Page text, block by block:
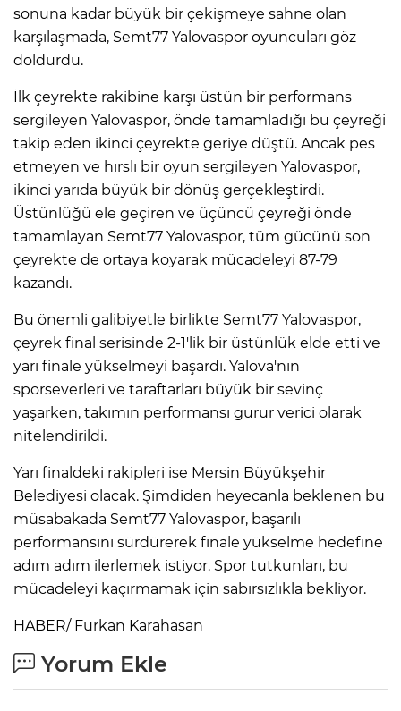
sonuna kadar büyük bir çekişmeye sahne olan
karşılaşmada, Semt77 Yalovaspor oyuncuları göz
doldurdu.
İlk çeyrekte rakibine karşı üstün bir performans
sergileyen Yalovaspor, önde tamamladığı bu çeyreği
takip eden ikinci çeyrekte geriye düştü. Ancak pes
etmeyen ve hırslı bir oyun sergileyen Yalovaspor,
ikinci yarıda büyük bir dönüş gerçekleştirdi.
Üstünlüğü ele geçiren ve üçüncü çeyreği önde
tamamlayan Semt77 Yalovaspor, tüm gücünü son
çeyrekte de ortaya koyarak mücadeleyi 87-79
kazandı.
Bu önemli galibiyetle birlikte Semt77 Yalovaspor,
çeyrek final serisinde 2-1'lik bir üstünlük elde etti ve
yarı finale yükselmeyi başardı. Yalova'nın
sporseverleri ve taraftarları büyük bir sevinç
yaşarken, takımın performansı gurur verici olarak
nitelendirildi.
Yarı finaldeki rakipleri ise Mersin Büyükşehir
Belediyesi olacak. Şimdiden heyecanla beklenen bu
müsabakada Semt77 Yalovaspor, başarılı
performansını sürdürerek finale yükselme hedefine
adım adım ilerlemek istiyor. Spor tutkunları, bu
mücadeleyi kaçırmamak için sabırsızlıkla bekliyor.
HABER/ Furkan Karahasan
Yorum Ekle